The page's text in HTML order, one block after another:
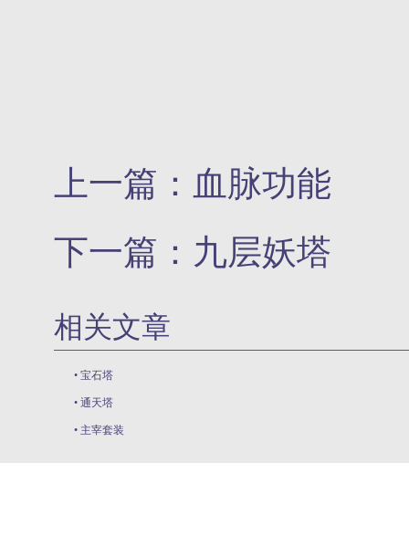
上一篇： 血脉功能
下一篇： 九层妖塔
相关文章
• 宝石塔
• 通天塔
• 主宰套装